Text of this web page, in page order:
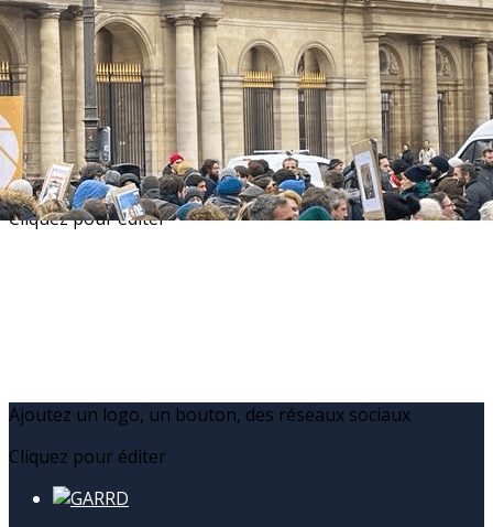
Exporter les lignes sélectionnées
Exporter toutes les colonnes
Exporter uniquement les colonnes affichées
Menu
?>
Images de la page d'accueil
Cliquez pour éditer
Ajoutez un logo, un bouton, des réseaux sociaux
Cliquez pour éditer